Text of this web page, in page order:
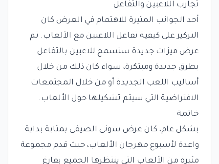
تجارب اللاعبين والتفاعل
أحد الجوانب المثيرة للاهتمام في العرض كان
التركيز على كيفية تفاعل اللاعبين مع الألعاب. تم
عرض ميزات جديدة ستسمح للاعبين بالتفاعل
بطرق جديدة ومبتكرة، سواء كان ذلك من خلال
أساليب اللعب الجديدة أو من خلال المجتمعات
الافتراضية التي سيتم تشكيلها حول الألعاب.
خاتمة
بشكل عام، كان عرض سوني الصيفي بمثابة بداية
واعدة لأسبوع مهرجان الألعاب، حيث قدم مجموعة
مثيرة من الألعاب التي ينتظرها الجميع بفارغ